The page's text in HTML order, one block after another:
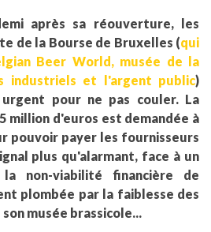
après sa réouverture, les
de la Bourse de Bruxelles (qui
Beer World, musée de la
industriels et l'argent public)
pour ne pas couler. La
million d'euros est demandée à
pouvoir payer les fournisseurs
plus qu'alarmant, face à un
non-viabilité financière de
plombée par la faiblesse des
musée brassicole...